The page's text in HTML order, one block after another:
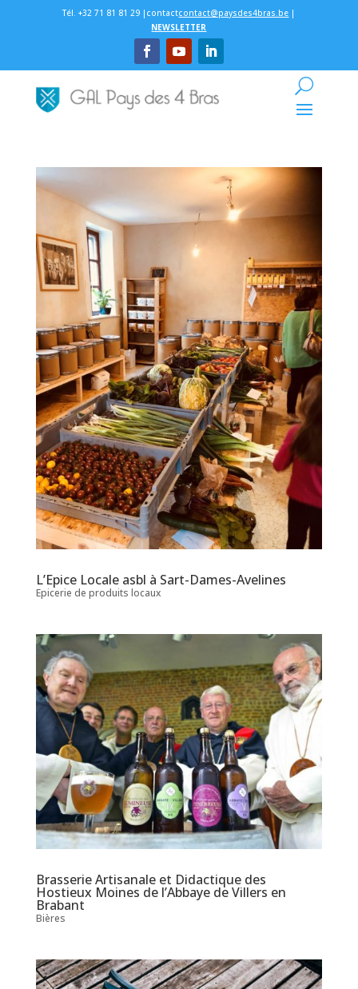
Tél. +32 71 81 81 29 |contactcontact@paysdes4bras.be |
NEWSLETTER
L’Epice Locale asbl à Sart-Dames-Avelines
Epicerie de produits locaux
Brasserie Artisanale et Didactique des
Hostieux Moines de l’Abbaye de Villers en
Brabant
Bières